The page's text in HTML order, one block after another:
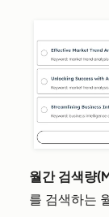
월간 검색량
를 검색하는